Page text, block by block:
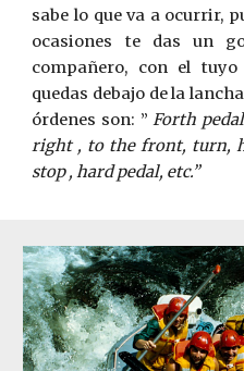
sabe lo que va a ocurrir,
ocasiones te das un
compañero, con el
quedas debajo de la
órdenes son: ”Forth pedal
right , to the front, turn,
stop , hard pedal, etc.”